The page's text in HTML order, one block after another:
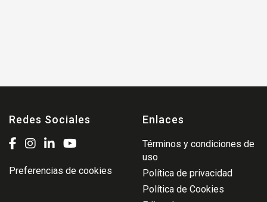
Redes Sociales
Preferencias de cookies
Enlaces
Términos y condiciones de
uso
Política de privacidad
Política de Cookies